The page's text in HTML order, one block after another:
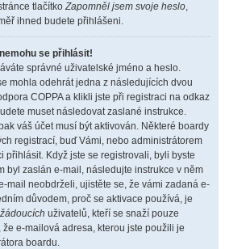
tlačítkoZapomněl jsem svoje heslo,
ihned budete přihlášeni.
se přihlásit!
správné uživatelské jméno a heslo.
mohla odehrát jedna z následujících dvou
COPPA a klikli jste při registraci na odkaz
muset následovat zaslané instrukce.
váš účet musí být aktivován. Některé boardy
registrací, buď Vámi, nebo administrátorem
přihlásit. Když jste se registrovali, byli byste
byl zaslán e-mail, následujte instrukce v něm
mail neobdrželi, ujistěte se, že vámi zadaná e-
důvodem, proč se aktivace používá, je
uživatelů, kteří se snaží pouze
e-mailová adresa, kterou jste použili je
boardu.